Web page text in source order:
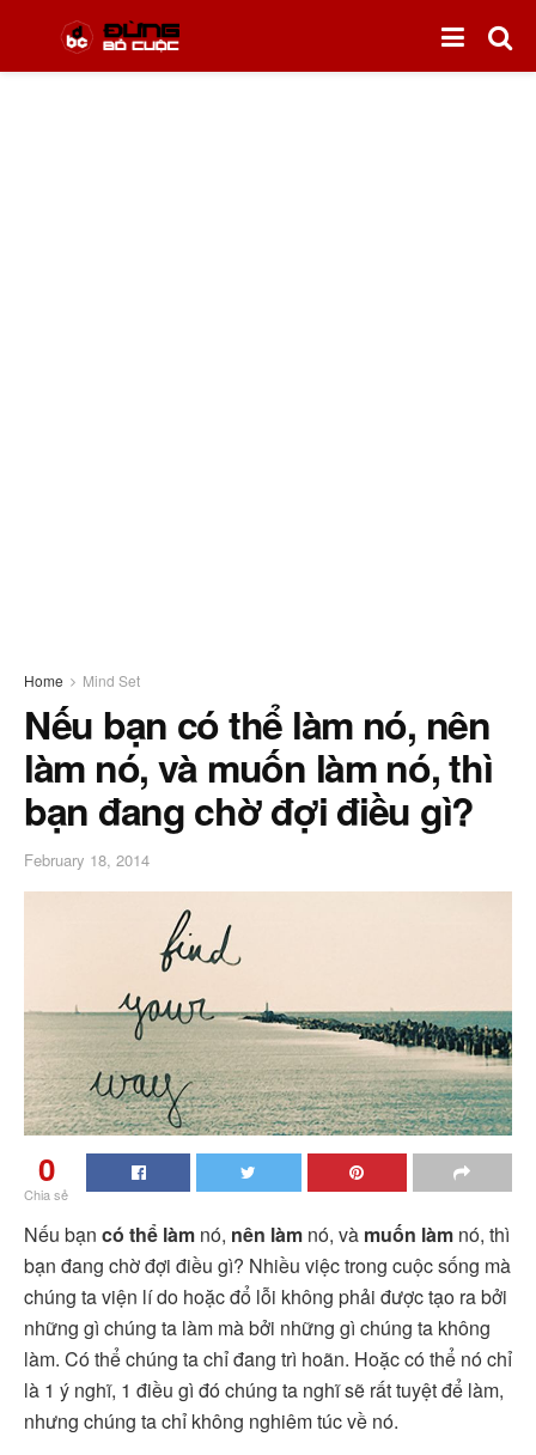
Home Mind Set
Nếu bạn có thể làm nó, nên
làm nó, và muốn làm nó, thì
bạn đang chờ đợi điều gì?
February 18, 2014
0
Chia sẻ
Nếu bạn có thể làm nó, nên làm nó, và muốn làm nó, thì
bạn đang chờ đợi điều gì? Nhiều việc trong cuộc sống mà
chúng ta viện lí do hoặc đổ lỗi không phải được tạo ra bởi
những gì chúng ta làm mà bởi những gì chúng ta không
làm. Có thể chúng ta chỉ đang trì hoãn. Hoặc có thể nó chỉ
là 1 ý nghĩ, 1 điều gì đó chúng ta nghĩ sẽ rất tuyệt để làm,
nhưng chúng ta chỉ không nghiêm túc về nó.